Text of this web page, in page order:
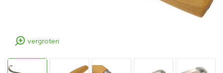
vergroten